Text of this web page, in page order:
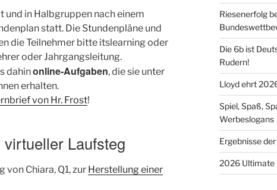
in Halbgruppen nach einem
statt. Die Stundenpläne und
die Teilnehmer bitte itslearning oder
oder Jahrgangsleitung.
dahinonline-Aufgaben, die sie unter
erhalten.
von Hr. Frost!
Laufsteg
von Chiara, Q1, zur Herstellung einer
Riesenerfolg
Die 6b ist
Rudern!
Lloyd ehrt
Spiel, Spaß,
Werbeslogans
Ergebnisse
2026 Ultimate